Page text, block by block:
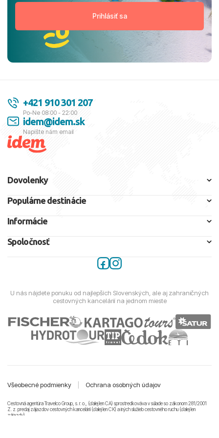
+421 910 301 207
Po-Ne 08:00 - 22:00
idem@idem.sk
Napíšte nám email
Dovolenky
Populárne destinácie
Informácie
Spoločnosť
U nás nájdete ponuku od najlepších Slovenských, ale aj zahraničných
cestovných kancelárií na jednom mieste
Všeobecné podmienky Ochrana osobných údajov
Cestovná agentúra Travelco Group, s. r. o., (ďalej len CA) sprostredkováva v súlade so zákonom 281/2001
Z. z. predaj zájazdov cestovných kancelárii (ďalej len CK) a iných služieb cestovného ruchu (ďalej len
zájazdy).